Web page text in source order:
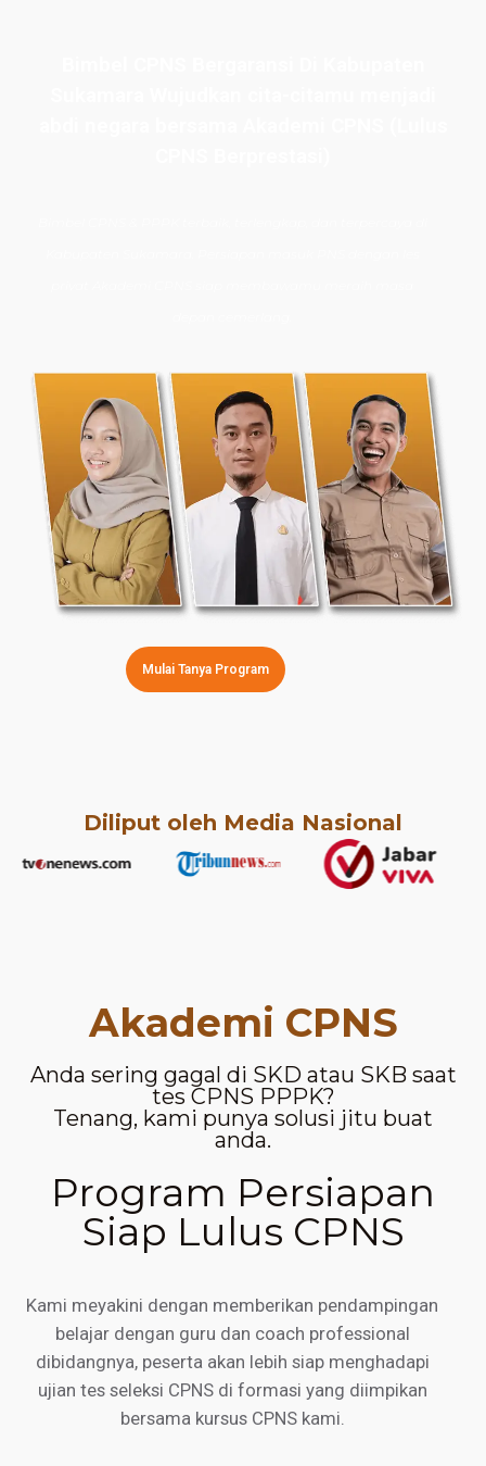
Mulai Tanya Program
Diliput oleh Media Nasional
Akademi CPNS
Anda sering gagal di SKD atau SKB saat
tes CPNS PPPK?
Tenang, kami punya solusi jitu buat
anda.
Program Persiapan
Siap Lulus CPNS
Kami meyakini dengan memberikan pendampingan
belajar dengan guru dan coach professional
dibidangnya, peserta akan lebih siap menghadapi
ujian tes seleksi CPNS di formasi yang diimpikan
bersama kursus CPNS kami.